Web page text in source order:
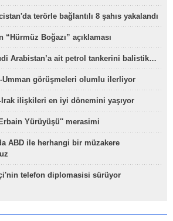
terörle bağlantılı 8 şahıs yakalandı
“Hürmüz Boğazı” açıklaması
Arabistan’a ait petrol tankerini balistik…
Umman görüşmeleri olumlu ilerliyor
Irak ilişkileri en iyi dönemini yaşıyor
Yürüyüşü'' merasimi
ABD ile herhangi bir müzakere
telefon diplomasisi sürüyor